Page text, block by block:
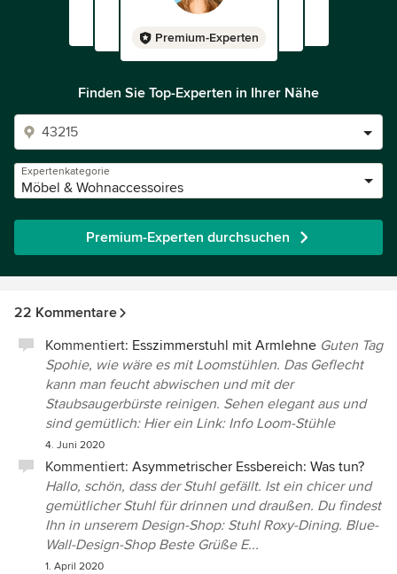
Premium-Experten
Finden Sie Top-Experten in Ihrer Nähe
Expertenkategorie
Möbel & Wohnaccessoires
Premium-Experten durchsuchen
22 Kommentare
Kommentiert: Esszimmerstuhl mit Armlehne Guten Tag
Spohie, wie wäre es mit Loomstühlen. Das Geflecht
kann man feucht abwischen und mit der
Staubsaugerbürste reinigen. Sehen elegant aus und
sind gemütlich: Hier ein Link: Info Loom-Stühle
4. Juni 2020
Kommentiert: Asymmetrischer Essbereich: Was tun?
Hallo, schön, dass der Stuhl gefällt. Ist ein chicer und
gemütlicher Stuhl für drinnen und draußen. Du findest
Ihn in unserem Design-Shop: Stuhl Roxy-Dining. Blue-
Wall-Design-Shop Beste Grüße E...
1. April 2020